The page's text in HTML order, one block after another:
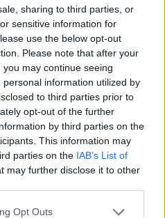
sharing to third parties, or
sensitive information for
use the below opt-out
Please note that after your
may continue seeing
information utilized by
to third parties prior to
opt-out of the further
by third parties on the
This information may
parties on the IAB’s List of
may further disclose it to other
Opt Outs